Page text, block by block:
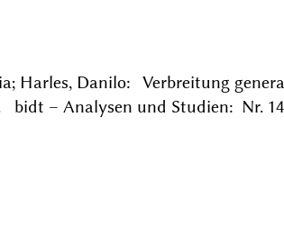
Harles, Danilo: Verbreitung
bidt – Analysen und Studien: Nr.